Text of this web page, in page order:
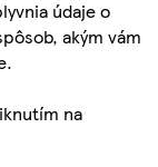
údaje o
akým vám
na